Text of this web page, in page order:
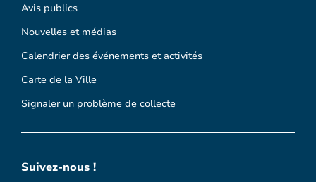
Avis publics
Nouvelles et médias
Calendrier des événements et activités
Carte de la Ville
Signaler un problème de collecte
Suivez-nous !